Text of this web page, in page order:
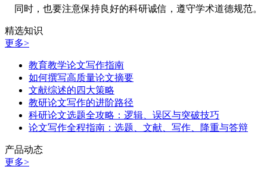
同时，也要注意保持良好的科研诚信，遵守学术道德规范。
精选知识
更多>
教育教学论文写作指南
如何撰写高质量论文摘要
文献综述的四大策略
教研论文写作的进阶路径
科研论文选题全攻略：逻辑、误区与突破技巧
论文写作全程指南：选题、文献、写作、降重与答辩
产品动态
更多>